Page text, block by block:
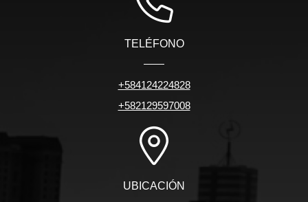
TELÉFONO
+584124224828
+582129597008
UBICACIÓN